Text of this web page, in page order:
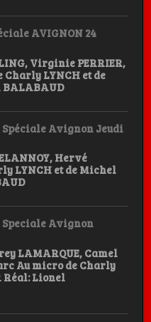
AVIGNON 24
Virginie PERRIER,
LYNCH et de
BALABAUD
Avignon Jeudi
Hervé
LYNCH et de Michel
Speciale Avignon
LAMARQUE, Camel
Au micro de Charly
Réal: Lionel